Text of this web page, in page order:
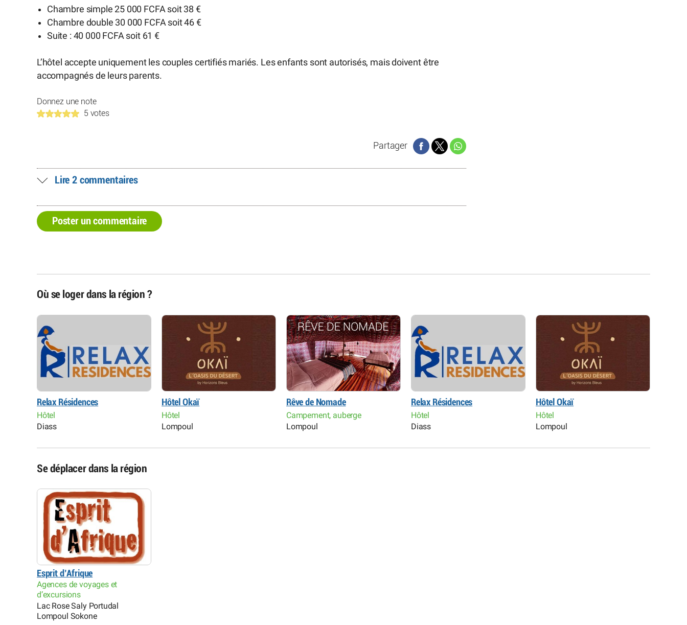
Chambre simple 25 000 FCFA soit 38 €
Chambre double 30 000 FCFA soit 46 €
Suite : 40 000 FCFA soit 61 €
L’hôtel accepte uniquement les couples certifiés mariés. Les enfants sont autorisés, mais doivent être
accompagnés de leurs parents.
Donnez une note
5 votes
Partager
Lire 2 commentaires
Poster un commentaire
Où se loger dans la région ?
Relax Résidences
Hôtel
Diass
Hôtel Okaï
Hôtel
Lompoul
Rêve de Nomade
Campement, auberge
Lompoul
Relax Résidences
Hôtel
Diass
Hôtel Okaï
Hôtel
Lompoul
Se déplacer dans la région
Esprit d’Afrique
Agences de voyages et
d’excursions
Lac Rose Saly Portudal
Lompoul Sokone